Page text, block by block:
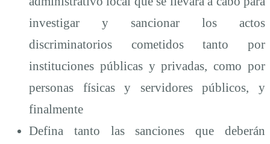
investigar y sancionar los actos
discriminatorios cometidos tanto por
instituciones públicas y privadas, como por
personas físicas y servidores públicos, y
finalmente
Defina tanto las sanciones que deberán